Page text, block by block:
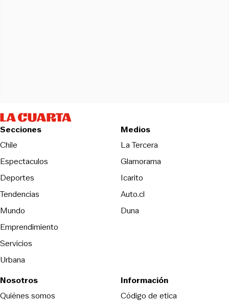
Secciones
Chile
Espectaculos
Deportes
Tendencias
Mundo
Emprendimiento
Servicios
Urbana
Medios
La TerceraOpens in new
Glamorama
Icarito
Auto.cl
DunaOpens in new window
Nosotros
Quiénes somos
Información
Código de eticaOpens in new